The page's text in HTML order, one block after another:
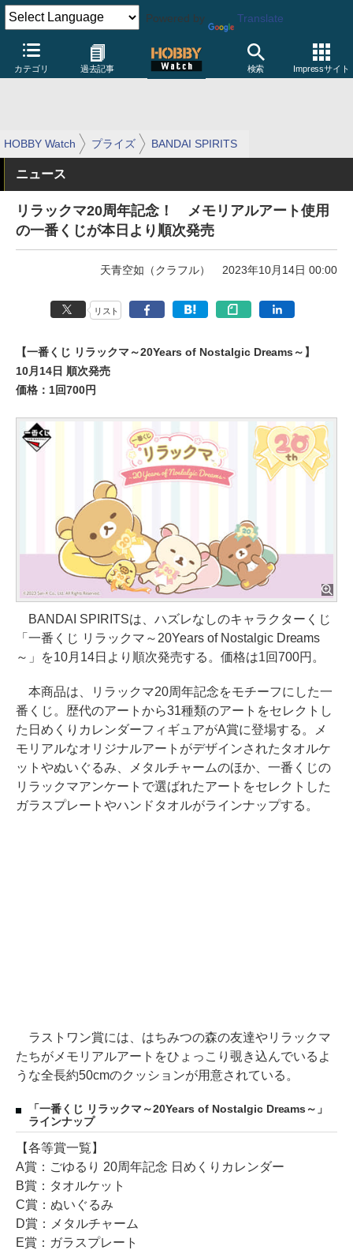
Powered by Translate
カテゴリ 過去記事 検索 Impressサイト
HOBBY Watch プライズ BANDAI SPIRITS
ニュース
リラックマ20周年記念！ メモリアルアート使用
の一番くじが本日より順次発売
天青空如（クラフル） 2023年10月14日 00:00
リスト
【一番くじ リラックマ～20Years of Nostalgic Dreams～】
10月14日 順次発売
価格：1回700円
BANDAI SPIRITSは、ハズレなしのキャラクターくじ
「一番くじ リラックマ～20Years of Nostalgic Dreams
～」を10月14日より順次発売する。価格は1回700円。
本商品は、リラックマ20周年記念をモチーフにした一
番くじ。歴代のアートから31種類のアートをセレクトし
た日めくりカレンダーフィギュアがA賞に登場する。メ
モリアルなオリジナルアートがデザインされたタオルケ
ットやぬいぐるみ、メタルチャームのほか、一番くじの
リラックマアンケートで選ばれたアートをセレクトした
ガラスプレートやハンドタオルがラインナップする。
ラストワン賞には、はちみつの森の友達やリラックマ
たちがメモリアルアートをひょっこり覗き込んでいるよ
うな全長約50cmのクッションが用意されている。
「一番くじ リラックマ～20Years of Nostalgic Dreams～」
ラインナップ
【各等賞一覧】
A賞：ごゆるり 20周年記念 日めくりカレンダー
B賞：タオルケット
C賞：ぬいぐるみ
D賞：メタルチャーム
E賞：ガラスプレート